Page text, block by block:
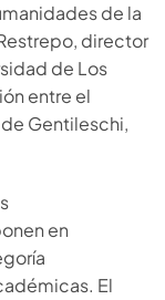
de la
director
de Los
entre el
Gentileschi,
en
El